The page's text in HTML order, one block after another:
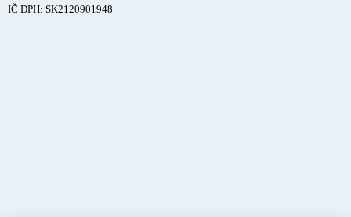
IČ DPH: SK2120901948